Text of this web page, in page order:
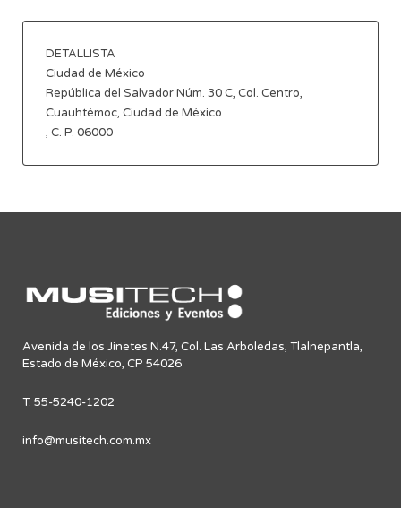
DETALLISTA
Ciudad de México
República del Salvador Núm. 30 C, Col. Centro,
Cuauhtémoc, Ciudad de México
, C. P. 06000
Avenida de los Jinetes N.47, Col. Las Arboledas, Tlalnepantla,
Estado de México, CP 54026
T. 55-5240-1202
info@musitech.com.mx